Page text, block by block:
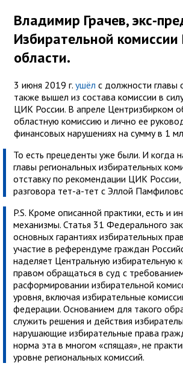
Владимир Грачев, экс-
Избирательной комиссии
области.
3 июня 2019 г. ушёл с должности главы
также вышел из состава комиссии в
ЦИК России. В апреле Центризбирком
областную комиссию и лично ее
финансовых нарушениях на сумму в 1
То есть прецеденты уже были. И когда
главы региональных избирательных
отставку по рекомендации ЦИК России,
разговора тет-а-тет с Эллой
P.S. Кроме описанной практики, есть и
механизмы. Статья 31 Федерального
основных гарантиях избирательных
участие в референдуме граждан
наделяет Центральную избирательную
правом обращаться в суд с
расформировании избирательной
уровня, включая избирательные
федерации. Основанием для такого
служить решения и действия
нарушающие избирательные права
норма эта в многом «спящая», не
уровне региональных комиссий.